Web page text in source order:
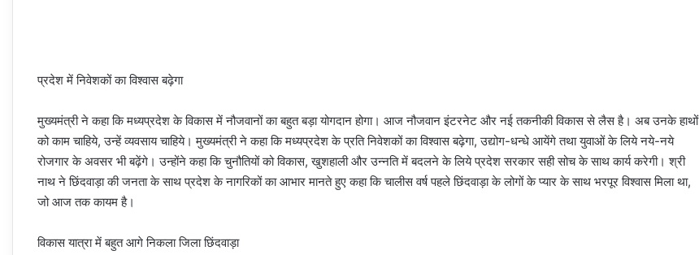
प्रदेश में निवेशकों का विश्वास बढ़ेगा
मुख्यमंत्री ने कहा कि मध्यप्रदेश के विकास में नौजवानों का बहुत बड़ा योगदान होगा। आज नौजवान इंटरनेट और नई तकनीकी विकास से लैस है। अब उनके हाथों
को काम चाहिये, उन्हें व्यवसाय चाहिये। मुख्यमंत्री ने कहा कि मध्यप्रदेश के प्रति निवेशकों का विश्वास बढ़ेगा, उद्योग-धन्धे आयेंगे तथा युवाओं के लिये नये-नये
रोजगार के अवसर भी बढ़ेंगे। उन्होंने कहा कि चुनौतियों को विकास, खुशहाली और उन्नति में बदलने के लिये प्रदेश सरकार सही सोच के साथ कार्य करेगी। श्री
नाथ ने छिंदवाड़ा की जनता के साथ प्रदेश के नागरिकों का आभार मानते हुए कहा कि चालीस वर्ष पहले छिंदवाड़ा के लोगों के प्यार के साथ भरपूर विश्वास मिला था,
जो आज तक कायम है।
विकास यात्रा में बहुत आगे निकला जिला छिंदवाड़ा